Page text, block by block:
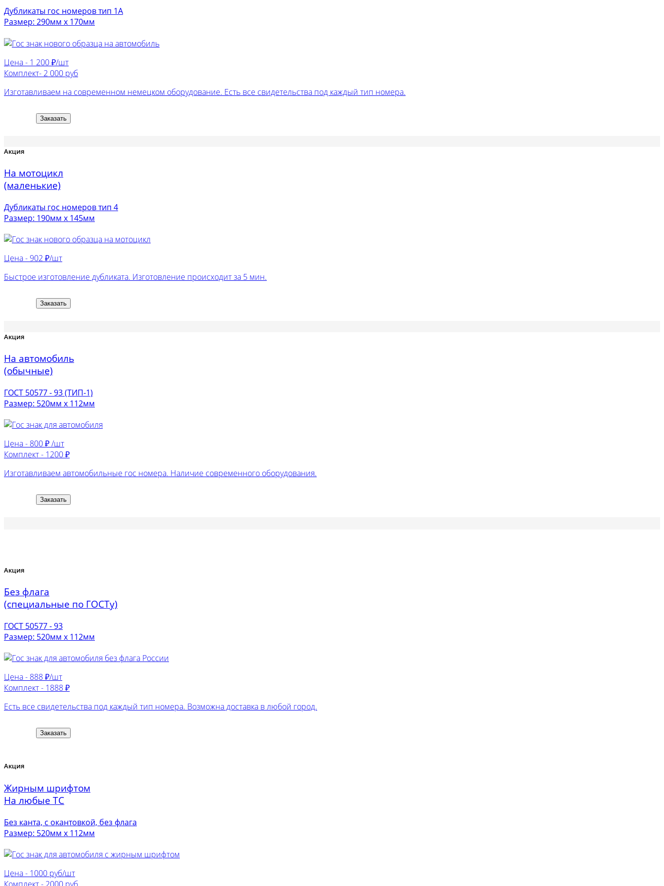
Дубликаты гос номеров тип 1А
Размер: 290мм х 170мм
Цена - 1 200 ₽/шт
Комплект- 2 000 руб
Изготавливаем на современном немецком оборудование. Есть все свидетельства под каждый тип номера.
Заказать
Акция
На мотоцикл
(маленькие)
Дубликаты гос номеров тип 4
Размер: 190мм х 145мм
Цена - 902 ₽/шт
Быстрое изготовление дубликата. Изготовление происходит за 5 мин.
Заказать
Акция
На автомобиль
(обычные)
ГОСТ 50577 - 93 (ТИП-1)
Размер: 520мм х 112мм
Цена - 800 ₽ /шт
Комплект - 1200 ₽
Изготавливаем автомобильные гос номера. Наличие современного оборудования.
Заказать
Акция
Без флага
(специальные по ГОСТу)
ГОСТ 50577 - 93
Размер: 520мм х 112мм
Цена - 888 ₽/шт
Комплект - 1888 ₽
Есть все свидетельства под каждый тип номера. Возможна доставка в любой город.
Заказать
Акция
Жирным шрифтом
На любые ТС
Без канта, с окантовкой, без флага
Размер: 520мм х 112мм
Цена - 1000 руб/шт